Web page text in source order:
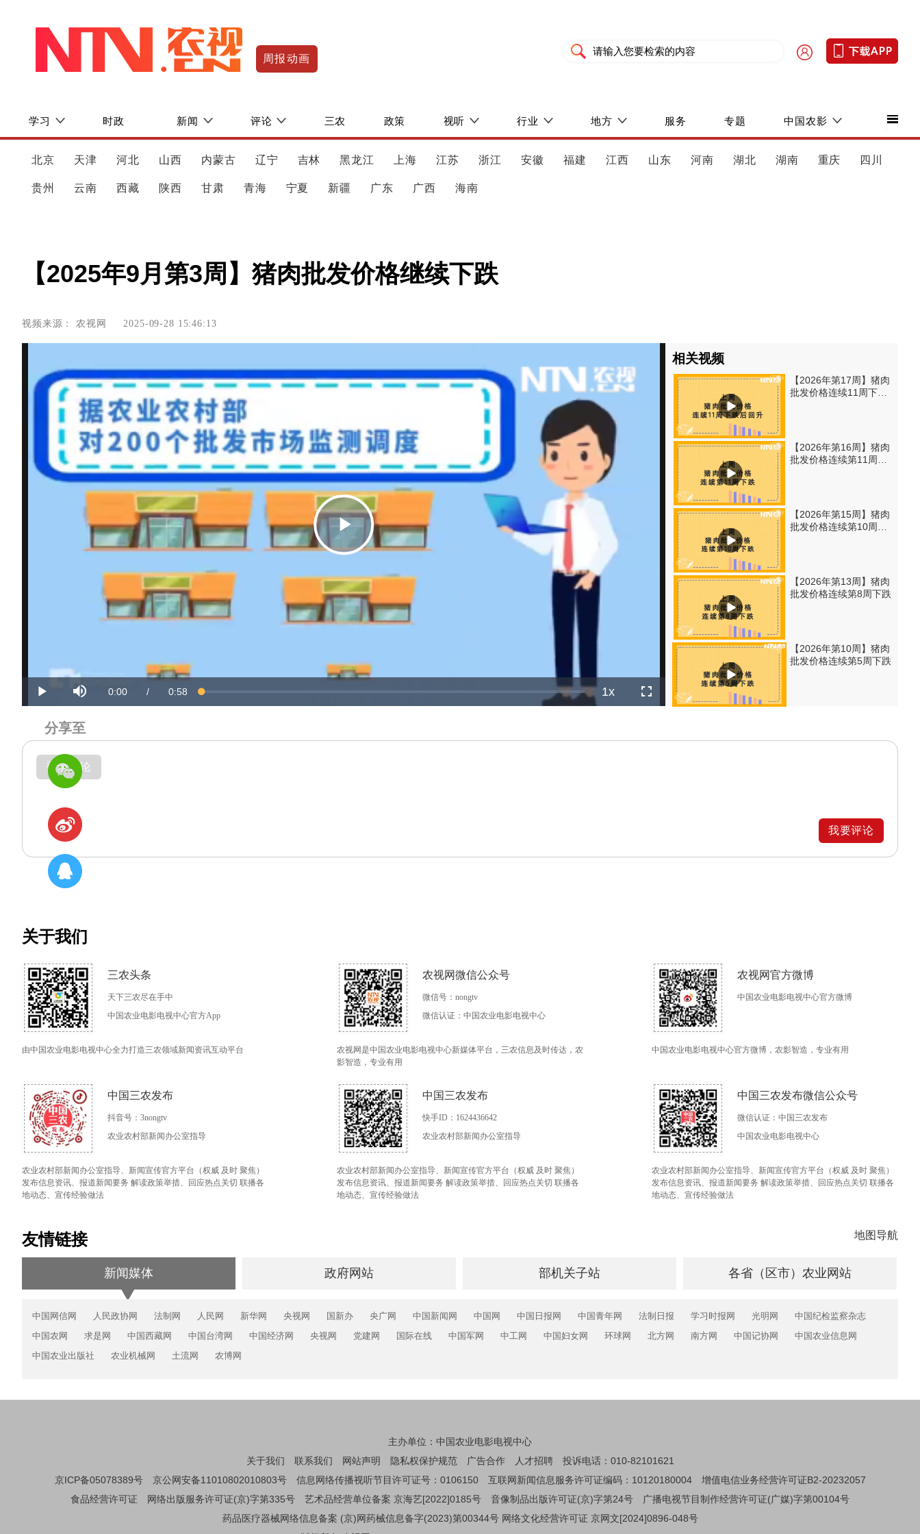
周报动画
学习 时政 新闻 评论 三农 政策 视听 行业 地方 服务 专题 中国农影
北京 天津 河北 山西 内蒙古 辽宁 吉林 黑龙江 上海 江苏 浙江 安徽 福建 江西 山东 河南 湖北 湖南 重庆 四川
贵州 云南 西藏 陕西 甘肃 青海 宁夏 新疆 广东 广西 海南
【2025年9月第3周】猪肉批发价格继续下跌
视频来源：农视网 2025-09-28 15:46:13
Play
Video
Play Current
0:00 / Duration
0:58 Loaded
0%
Progress
0%
Rate
1x Fullscreen
相关视频
【2026年第17周】猪肉
批发价格连续11周下跌
【2026年第16周】猪肉
批发价格连续第11周下
【2026年第15周】猪肉
批发价格连续第10周下
【2026年第13周】猪肉
批发价格连续第8周下跌
【2026年第10周】猪肉
批发价格连续第5周下跌
登录评论
我要评论
关于我们
三农头条
天下三农尽在手中
中国农业电影电视中心官方App
由中国农业电影电视中心全力打造三农领域新闻资讯互动平台
农视网微信公众号
微信号：nongtv
微信认证：中国农业电影电视中心
农视网是中国农业电影电视中心新媒体平台，三农信息及时传达，农
影智造，专业有用
农视网官方微博
中国农业电影电视中心官方微博
中国农业电影电视中心官方微博，农影智造，专业有用
中国三农发布
抖音号：3nongtv
农业农村部新闻办公室指导
农业农村部新闻办公室指导、新闻宣传官方平台（权威 及时 聚焦）
发布信息资讯、报道新闻要务 解读政策举措、回应热点关切 联播各
地动态、宣传经验做法
中国三农发布
快手ID：1624436642
农业农村部新闻办公室指导
农业农村部新闻办公室指导、新闻宣传官方平台（权威 及时 聚焦）
发布信息资讯、报道新闻要务 解读政策举措、回应热点关切 联播各
地动态、宣传经验做法
中国三农发布微信公众号
微信认证：中国三农发布
中国农业电影电视中心
农业农村部新闻办公室指导、新闻宣传官方平台（权威 及时 聚焦）
发布信息资讯、报道新闻要务 解读政策举措、回应热点关切 联播各
地动态、宣传经验做法
友情链接 地图导航
新闻媒体 政府网站 部机关子站 各省（区市）农业网站
中国网信网 人民政协网 法制网 人民网 新华网 央视网 国新办 央广网 中国新闻网 中国网 中国日报网 中国青年网 法制日报 学习时报网 光明网
中国纪检监察杂志
中国农网
求是网 中国西藏网 中国台湾网 中国经济网 央视网 党建网 国际在线 中国军网 中工网 中国妇女网 环球网 北方网 南方网 中国记协网
中国农业信息网
中国农业出版社
农业机械网 土流网 农博网
主办单位：中国农业电影电视中心
关于我们
联系我们 网站声明 隐私权保护规范 广告合作 人才招聘
投诉电话：010-82101621
京ICP备05078389号
京公网安备11010802010803号 信息网络传播视听节目许可证号：0106150 互联网新闻信息服务许可证编码：10120180004
增值电信业务经营许可证B2-20232057
食品经营许可证
网络出版服务许可证(京)字第335号 艺术品经营单位备案 京海艺[2022]0185号 音像制品出版许可证(京)字第24号
广播电视节目制作经营许可证(广媒)字第00104号
药品医疗器械网络信息备案 (京)网药械信息备字(2023)第00344号 网络文化经营许可证 京网文[2024]0896-048号
分享至